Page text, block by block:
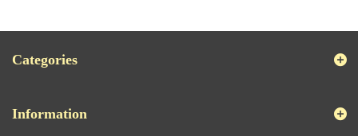
Categories
Information